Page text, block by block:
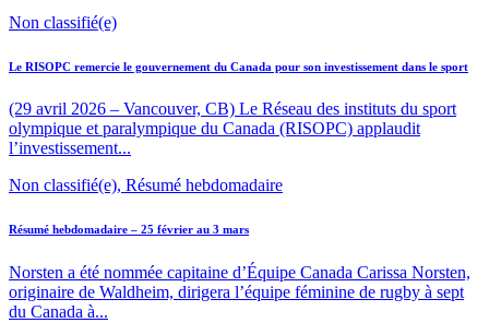
Non classifié(e)
Le RISOPC remercie le gouvernement du Canada pour son investissement dans le sport
(29 avril 2026 – Vancouver, CB) Le Réseau des instituts du sport
olympique et paralympique du Canada (RISOPC) applaudit
l’investissement...
Non classifié(e), Résumé hebdomadaire
Résumé hebdomadaire – 25 février au 3 mars
Norsten a été nommée capitaine d’Équipe Canada Carissa Norsten,
originaire de Waldheim, dirigera l’équipe féminine de rugby à sept
du Canada à...